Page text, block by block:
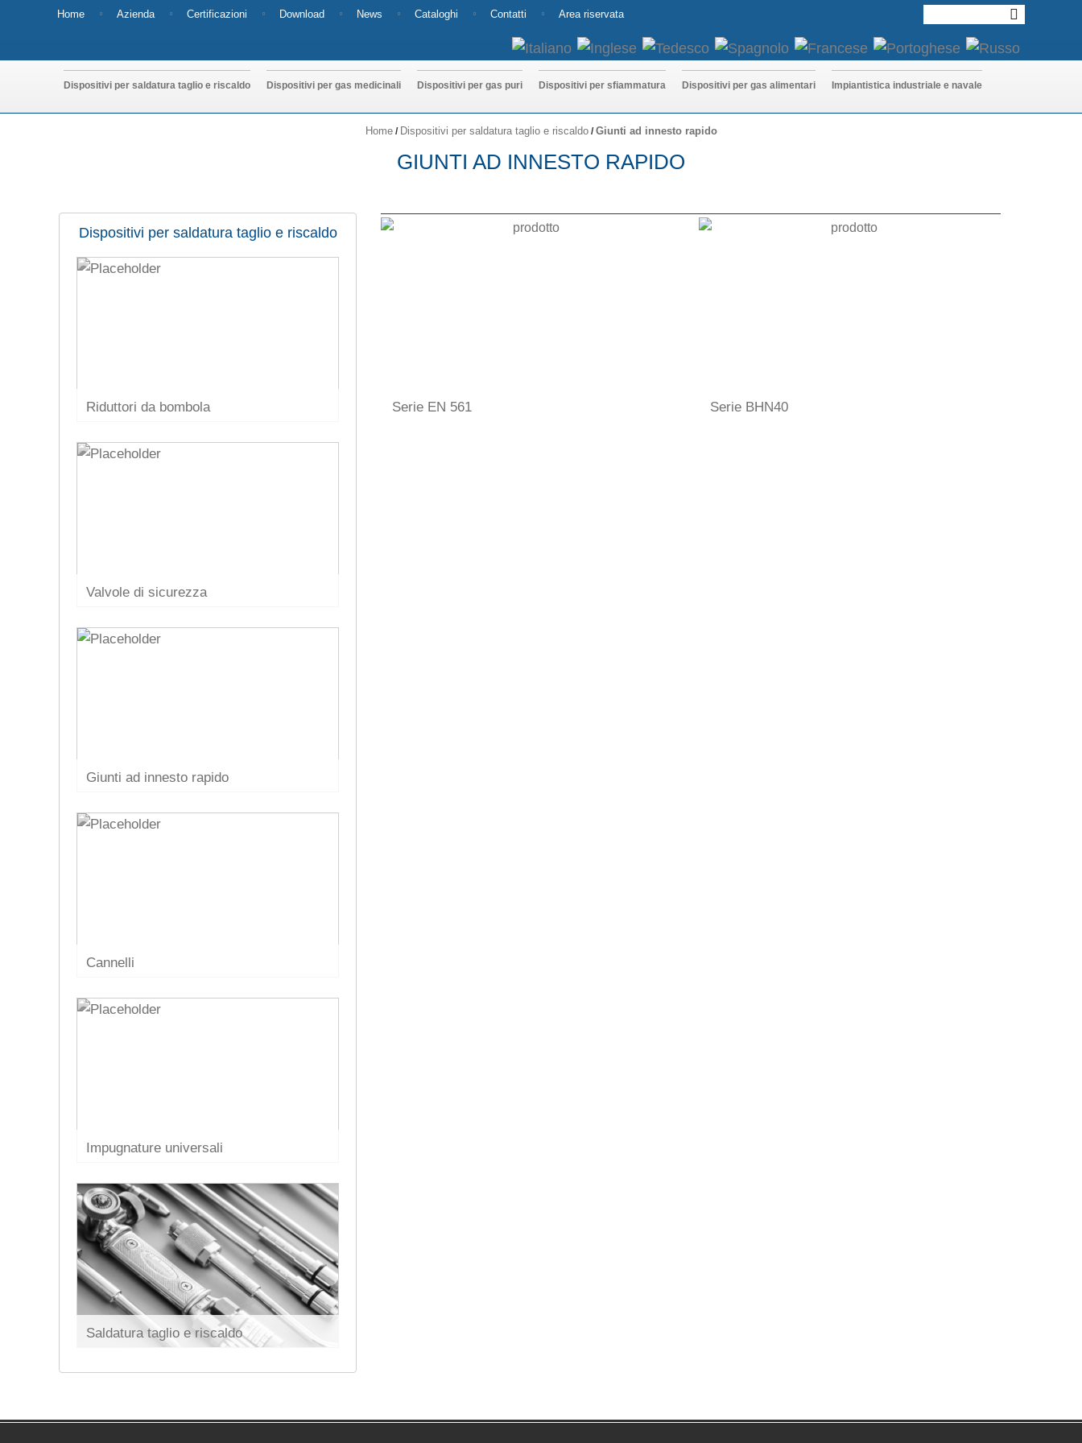
Home Azienda Certificazioni Download News Cataloghi Contatti Area riservata
Dispositivi per saldatura taglio e riscaldo Dispositivi per gas medicinali Dispositivi per gas puri Dispositivi per sfiammatura Dispositivi per gas alimentari Impiantistica industriale e navale
Home/ Dispositivi per saldatura taglio e riscaldo/Giunti ad innesto rapido
GIUNTI AD INNESTO RAPIDO
Serie EN 561 Serie BHN40
Dispositivi per saldatura taglio e riscaldo
Riduttori da bombola
Valvole di sicurezza
Giunti ad innesto rapido
Cannelli
Impugnature universali
Saldatura taglio e riscaldo